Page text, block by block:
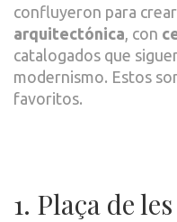
confluyeron para
arquitectónica , con
catalogados que
modernismo. Estos
favoritos.
1. Plaça de